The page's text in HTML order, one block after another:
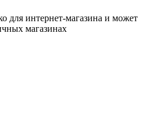
для интернет-магазина и может
магазинах